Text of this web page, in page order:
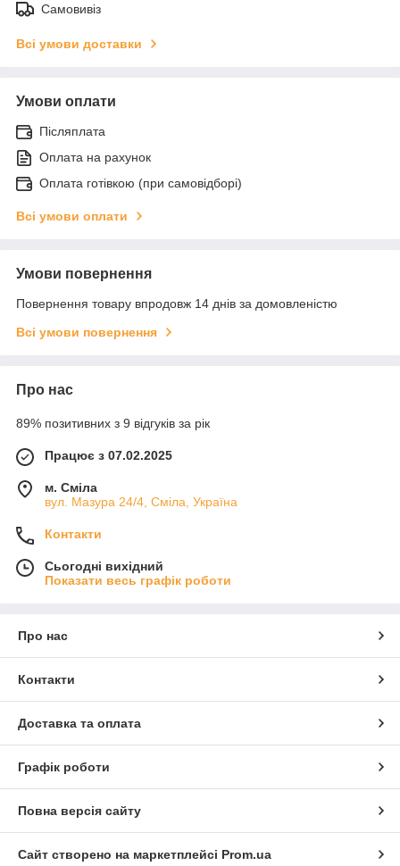
Самовивіз
Всі умови доставки
Умови оплати
Післяплата
Оплата на рахунок
Оплата готівкою (при самовідборі)
Всі умови оплати
Умови повернення
Повернення товару впродовж 14 днів за домовленістю
Всі умови повернення
Про нас
89% позитивних з 9 відгуків за рік
Працює з 07.02.2025
м. Сміла
вул. Мазура 24/4, Сміла, Україна
Контакти
Сьогодні вихідний
Показати весь графік роботи
Про нас
Контакти
Доставка та оплата
Графік роботи
Повна версія сайту
Сайт створено на маркетплейсі Prom.ua